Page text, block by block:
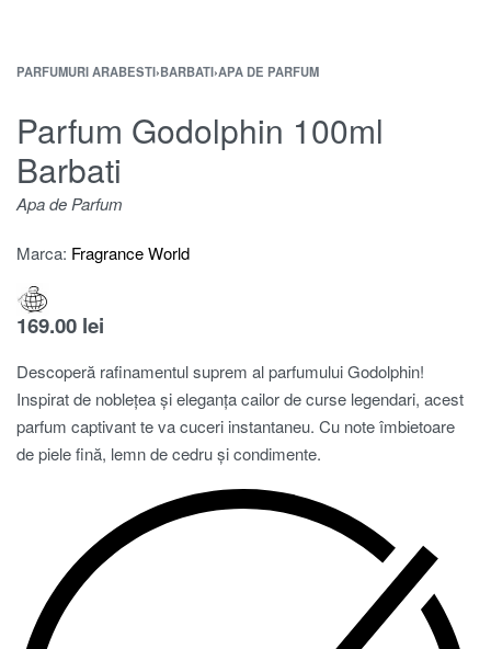
PARFUMURI ARABESTI›BARBATI›APA DE PARFUM
Parfum Godolphin 100ml
Barbati
Apa de Parfum
Marca: Fragrance World
169.00 lei
Descoperă rafinamentul suprem al parfumului Godolphin!
Inspirat de noblețea și eleganța cailor de curse legendari, acest
parfum captivant te va cuceri instantaneu. Cu note îmbietoare
de piele fină, lemn de cedru și condimente.